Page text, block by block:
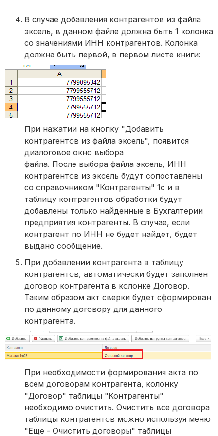
В случае добавления контрагентов из файла
эксель, в данном файле должна быть 1 колонка
со значениями ИНН контрагентов. Колонка
должна быть первой, в первом листе книги:
При нажатии на кнопку "Добавить
контрагентов из файла эксель", появится
диалоговое окно выбора
файла. После выбора файла эксель, ИНН
контрагентов из эксель будут сопоставлены
со справочником "Контрагенты" 1с и в
таблицу контрагентов обработки будут
добавлены только найденные в Бухгалтерии
предприятия контрагенты. В случае, если
контрагент по ИНН не будет найдет, будет
выдано сообщение.
При добавлении контрагента в таблицу
контрагентов, автоматически будет заполнен
договор контрагента в колонке Договор.
Таким образом акт сверки будет сформирован
по данному договору для данного
контрагента.
При необходимости формирования акта по
всем договорам контрагента, колонку
"Договор" таблицы "Контрагенты"
необходимо очистить. Очистить все договора
таблицы контрагентов можно используя меню
"Еще - Очистить договоры" таблицы